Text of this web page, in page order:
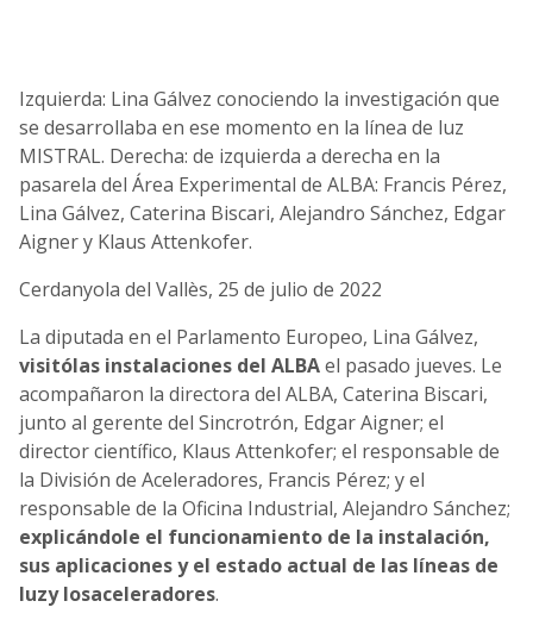
Izquierda: Lina Gálvez conociendo la investigación que
se desarrollaba en ese momento en la línea de luz
MISTRAL. Derecha: de izquierda a derecha en la
pasarela del Área Experimental de ALBA: Francis Pérez,
Lina Gálvez, Caterina Biscari, Alejandro Sánchez, Edgar
Aigner y Klaus Attenkofer.
Cerdanyola del Vallès, 25 de julio de 2022
La diputada en el Parlamento Europeo, Lina Gálvez,
visitólas instalaciones del ALBAel pasado jueves. Le
acompañaron la directora del ALBA, Caterina Biscari,
junto al gerente del Sincrotrón, Edgar Aigner; el
director científico, Klaus Attenkofer; el responsable de
la División de Aceleradores, Francis Pérez; y el
responsable de la Oficina Industrial, Alejandro Sánchez;
explicándole el funcionamiento de la instalación,
sus aplicaciones y el estado actual de las líneas de
luzy losaceleradores.